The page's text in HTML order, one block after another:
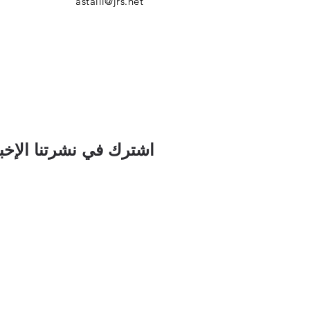
اشترك في نشرتنا